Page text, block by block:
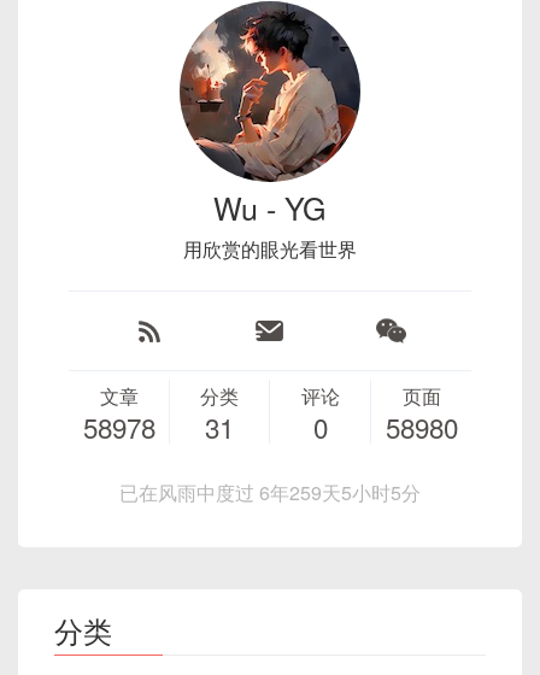
Wu - YG
用欣赏的眼光看世界
文章
58978
分类
31
评论
0
页面
58980
已在风雨中度过 6年259天5小时5分
分类